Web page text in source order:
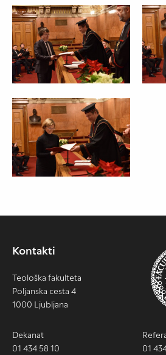
Kontakti
Teološka fakulteta
Poljanska cesta 4
1000 Ljubljana
Dekanat
01 434 58 10
01